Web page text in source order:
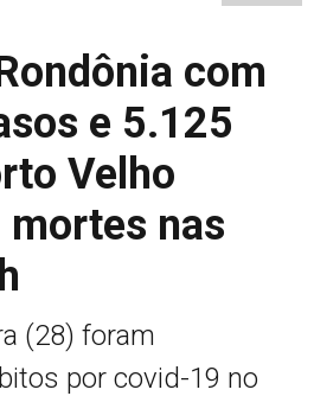
com
e 5.125
Velho
nas
(28) foram
por covid-19 no